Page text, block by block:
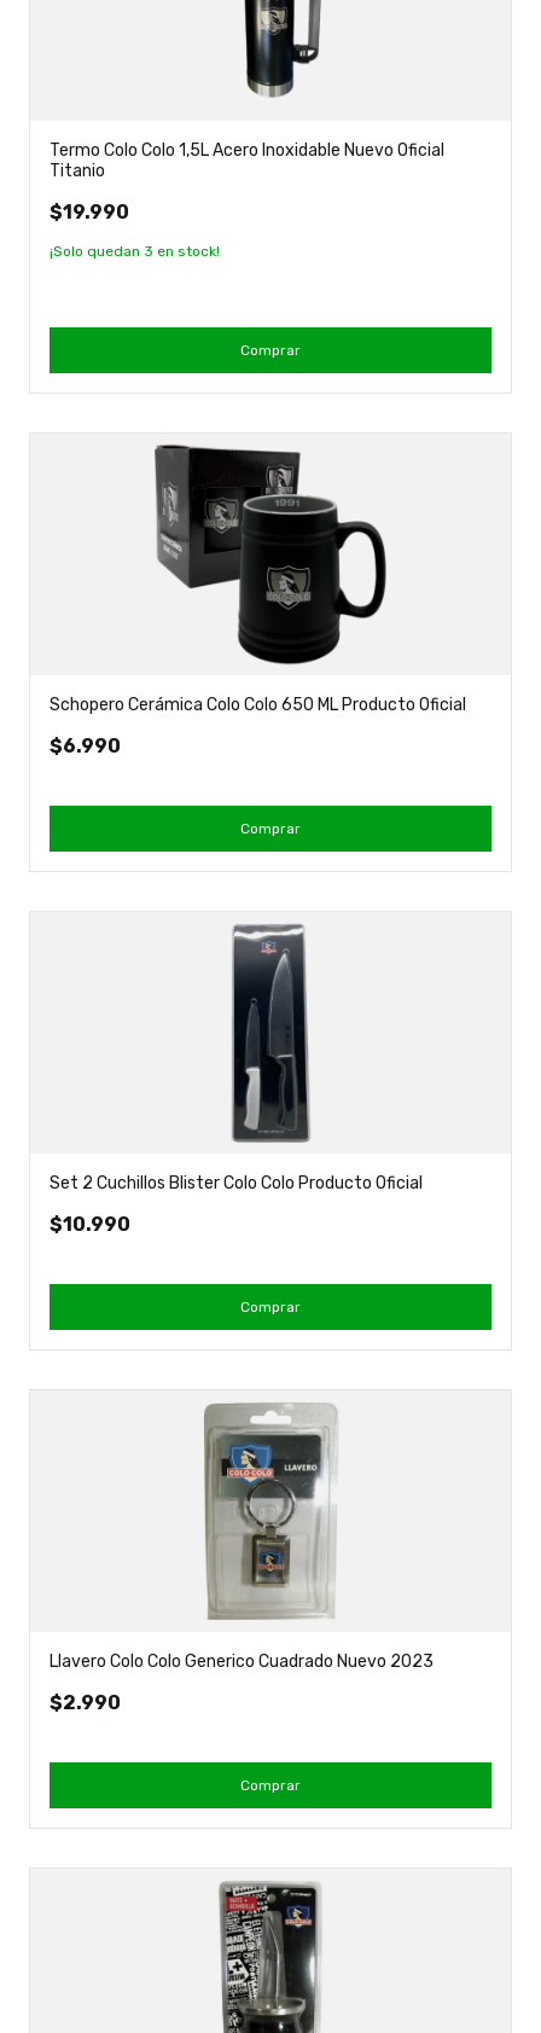
Termo Colo Colo 1,5L Acero Inoxidable Nuevo Oficial
Titanio
$19.990
¡Solo quedan 3 en stock!
Comprar
Schopero Cerámica Colo Colo 650 ML Producto Oficial
$6.990
Comprar
Set 2 Cuchillos Blister Colo Colo Producto Oficial
$10.990
Comprar
Llavero Colo Colo Generico Cuadrado Nuevo 2023
$2.990
Comprar